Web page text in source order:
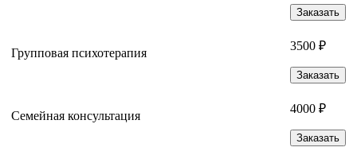
Заказать
Групповая психотерапия
3500 ₽
Заказать
Семейная консультация
4000 ₽
Заказать